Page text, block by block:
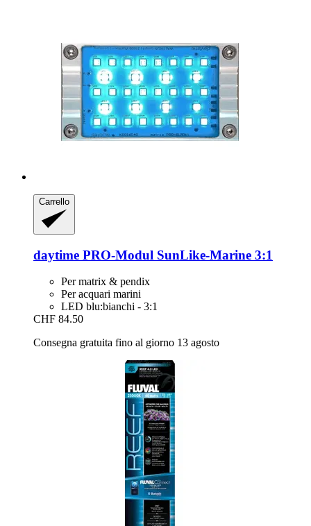
Carrello
daytime PRO-​Modul SunLike-​Marine 3:1
Per matrix & pendix
Per acquari marini
LED blu:bianchi - 3:1
CHF 84.50
Consegna gratuita fino al giorno 13 agosto